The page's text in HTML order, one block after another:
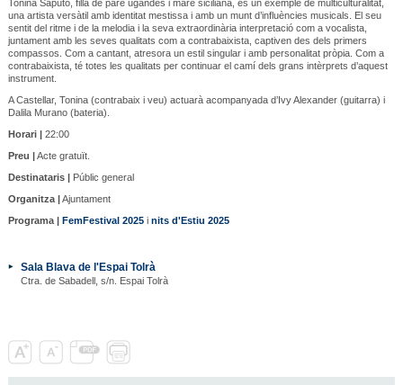
Tonina Saputo, filla de pare ugandès i mare siciliana, és un exemple de multiculturalitat,
una artista versàtil amb identitat mestissa i amb un munt d’influències musicals. El seu
sentit del ritme i de la melodia i la seva extraordinària interpretació com a vocalista,
juntament amb les seves qualitats com a contrabaixista, captiven des dels primers
compassos. Com a cantant, atresora un estil singular i amb personalitat pròpia. Com a
contrabaixista, té totes les qualitats per continuar el camí dels grans intèrprets d’aquest
instrument.
A Castellar, Tonina (contrabaix i veu) actuarà acompanyada d’Ivy Alexander (guitarra) i
Dalila Murano (bateria).
Horari |22:00
Preu |Acte gratuït.
Destinataris |Públic general
Organitza |Ajuntament
Programa | FemFestival 2025i nits d'Estiu 2025
Sala Blava de l'Espai Tolrà
Ctra. de Sabadell, s/n. Espai Tolrà